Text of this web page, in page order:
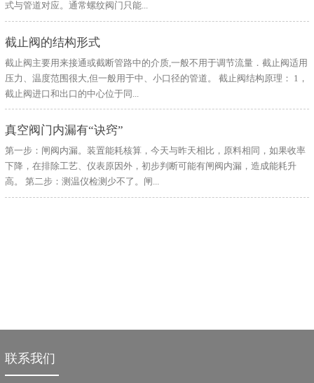
式与管道对应。通常螺纹阀门只能...
截止阀的结构形式
截止阀主要用来接通或截断管路中的介质,一般不用于调节流量．截止阀适用
压力、温度范围很大,但一般用于中、小口径的管道。 截止阀结构原理： 1，
截止阀进口和出口的中心位于同...
真空阀门内漏有“诀窍”
第一步：闸阀内漏。装置能耗核算，今天与昨天相比，原料相同，如果收率
下降，在排除工艺、仪表原因外，初步判断可能有闸阀内漏，造成能耗升
高。 第二步：测温仪检测少不了。闸...
联系我们